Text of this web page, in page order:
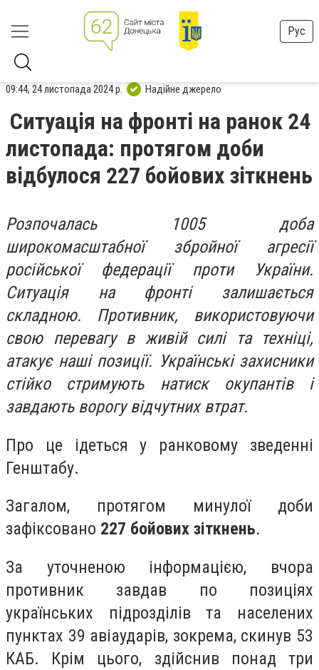
Рус
09:44, 24 листопада 2024 р. Надійне джерело
Ситуація на фронті на ранок 24
листопада: протягом доби
відбулося 227 бойових зіткнень
Розпочалась 1005 доба
широкомасштабної збройної агресії
російської федерації проти України.
Ситуація на фронті залишається
складною. Противник, використовуючи
свою перевагу в живій силі та техніці,
атакує наші позиції. Українські захисники
стійко стримують натиск окупантів і
завдають ворогу відчутних втрат.
Про це ідеться у ранковому зведенні
Генштабу.
Загалом, протягом минулої доби
зафіксовано 227 бойових зіткнень.
За уточненою інформацією, вчора
противник завдав по позиціях
українських підрозділів та населених
пунктах 39 авіаударів, зокрема, скинув 53
КАБ. Крім цього, здійснив понад три